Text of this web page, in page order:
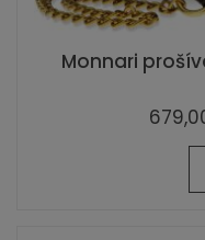
Monnari